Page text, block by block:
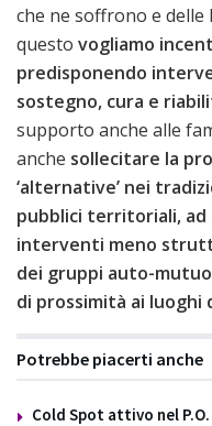
che ne soffrono e
questo vogliamo
predisponendo
sostegno, cura e
supporto anche alle
anche sollecitare la
‘alternative’ nei
pubblici territoriali, ad
interventi meno
dei gruppi auto-
di prossimità ai luoghi
Potrebbe piacerti anche
Cold Spot attivo nel